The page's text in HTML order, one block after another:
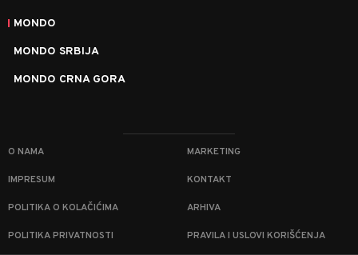
MONDO
MONDO SRBIJA
MONDO CRNA GORA
O NAMA MARKETING
IMPRESUM KONTAKT
POLITIKA O KOLAČIĆIMA ARHIVA
POLITIKA PRIVATNOSTI PRAVILA I USLOVI KORIŠĆENJA